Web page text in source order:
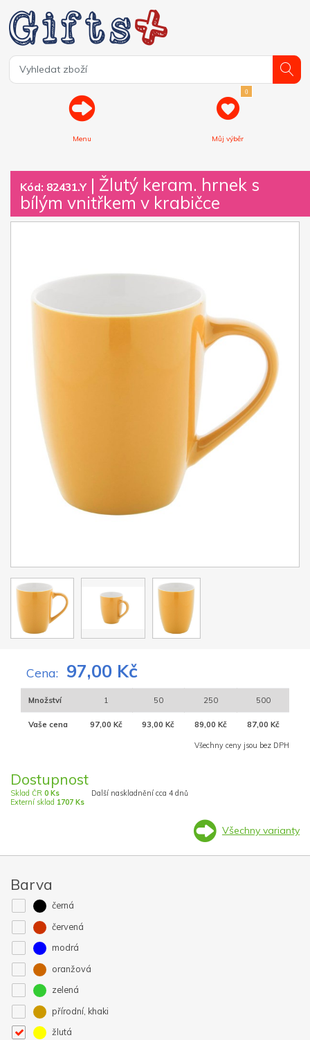
Menu
0
Můj výběr
Kód: 82431.Y| Žlutý keram. hrnek s
bílým vnitřkem v krabičce
Cena: 97,00 Kč
Množství 1 50 250 500
Vaše cena 97,00 Kč 93,00 Kč 89,00 Kč 87,00 Kč
Všechny ceny jsou bez DPH
Dostupnost
Sklad ČR 0 Ks
Externí sklad 1707 Ks
Další naskladnění cca 4 dnů
Všechny varianty
Barva
černá
červená
modrá
oranžová
zelená
přírodní, khaki
žlutá